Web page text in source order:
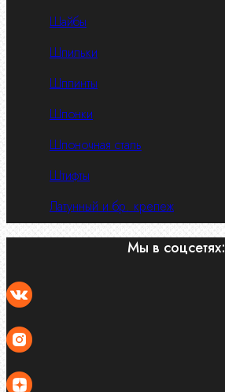
Шайбы
Шпильки
Шплинты
Шпонки
Шпоночная сталь
Штифты
Латунный и бр. крепеж
Мы в соцсетях: